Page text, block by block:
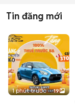
Tin đăng mới
1 phút trước 19